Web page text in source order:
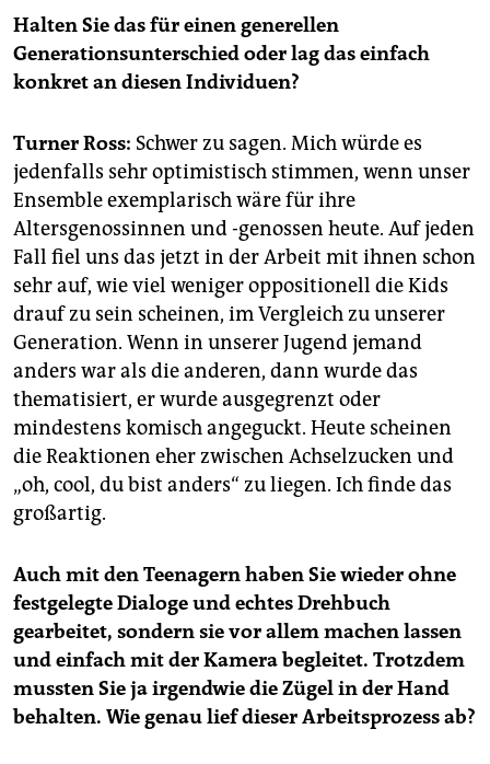
Halten Sie das für einen generellen
Generationsunterschied oder lag das einfach
konkret an diesen Individuen?
Turner Ross: Schwer zu sagen. Mich würde es
jedenfalls sehr optimistisch stimmen, wenn unser
Ensemble exemplarisch wäre für ihre
Altersgenossinnen und -genossen heute. Auf jeden
Fall fiel uns das jetzt in der Arbeit mit ihnen schon
sehr auf, wie viel weniger oppositionell die Kids
drauf zu sein scheinen, im Vergleich zu unserer
Generation. Wenn in unserer Jugend jemand
anders war als die anderen, dann wurde das
thematisiert, er wurde ausgegrenzt oder
mindestens komisch angeguckt. Heute scheinen
die Reaktionen eher zwischen Achselzucken und
„oh, cool, du bist anders“ zu liegen. Ich finde das
großartig.
Auch mit den Teenagern haben Sie wieder ohne
festgelegte Dialoge und echtes Drehbuch
gearbeitet, sondern sie vor allem machen lassen
und einfach mit der Kamera begleitet. Trotzdem
mussten Sie ja irgendwie die Zügel in der Hand
behalten. Wie genau lief dieser Arbeitsprozess ab?